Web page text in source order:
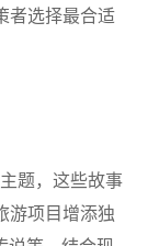
者选择最合适
题，这些故事
游项目增添独